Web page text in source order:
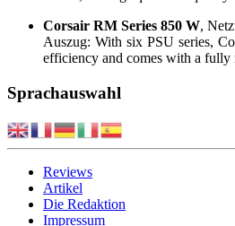
Corsair RM Series 850 W,
Auszug: With six PSU series,
efficiency and comes with a fully
Sprachauswahl
Reviews
Artikel
Die Redaktion
Impressum